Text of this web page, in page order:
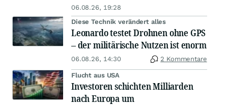
06.08.26, 19:28
Diese Technik verändert alles
Leonardo testet Drohnen ohne GPS
– der militärische Nutzen ist enorm
06.08.26, 14:30 2 Kommentare
Flucht aus USA
Investoren schichten Milliarden
nach Europa um